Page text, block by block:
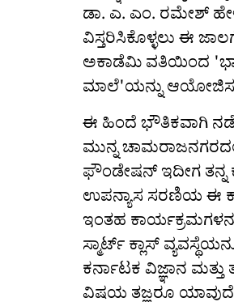
ಡಾ. ಎ. ಎಂ. ರಮೇಶ್
ವಿಸ್ತರಿಸಿಕೊಳ್ಳಲು ಈ
ಅಕಾಡೆಮಿ ವತಿಯಿಂದ
ಮಾಲೆ'ಯನ್ನು
ಈ ಹಿಂದೆ ಭೌತಿಕವಾಗಿ
ಮುನ್ನ
ಫೌಂಡೇಷನ್‌ ಇದೀಗ ತನ್ನ
ಉಪನ್ಯಾಸ ಸರಣಿಯ ಈ
ಇಂತಹ
ಸ್ಮಾರ್ಟ್ ಕ್ಲಾಸ್
ಕರ್ನಾಟಕ ವಿಜ್ಞಾನ
ವಿಷಯ ತಜ್ಞರೂ